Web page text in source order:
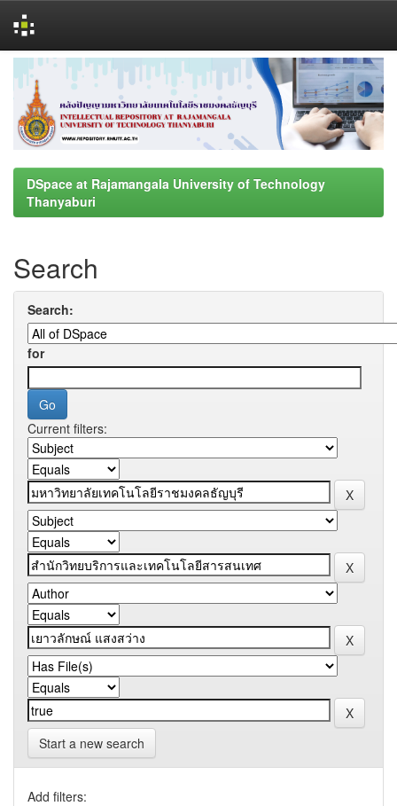
navigation
DSpace at Rajamangala University of Technology
Thanyaburi
Search
Search:
for
Current filters:
Start a new search
Add filters: